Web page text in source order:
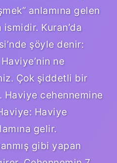
anlamına gelen
Kuran’da
şöyle denir:
ne
Çok şiddetli bir
Haviye cehennemine
Haviye
gelir.
gibi yapan